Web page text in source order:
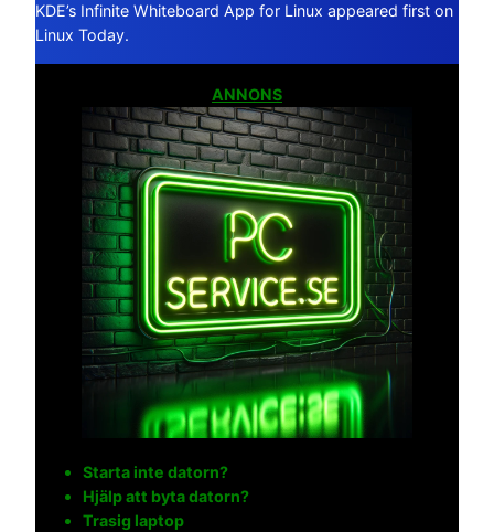
KDE’s Infinite Whiteboard App for Linux appeared first on
Linux Today.
ANNONS
Starta inte datorn?
Hjälp att byta datorn?
Trasig laptop